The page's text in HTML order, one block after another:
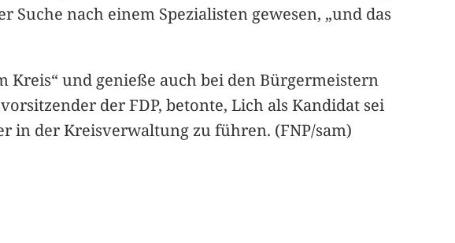
nach einem Spezialisten gewesen, „und das
und genieße auch bei den Bürgermeistern
der FDP, betonte, Lich als Kandidat sei
in der Kreisverwaltung zu führen. (FNP/sam)